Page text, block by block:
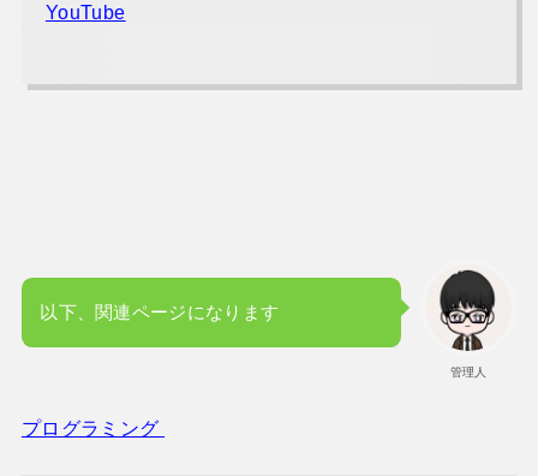
YouTube
管理人
以下、関連ページになります
プログラミング